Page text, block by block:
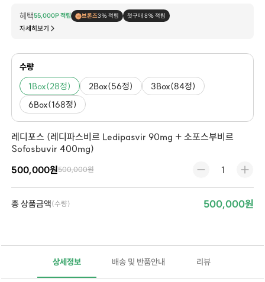
혜택55,000P 적립 브론즈3% 적립 첫구매 8% 적립
자세히보기
수량
1Box(28정) 2Box(56정)
3Box(84정)
6Box(168정)
레디포스 (레디파스비르 Ledipasvir 90mg + 소포스부비르
Sofosbuvir 400mg)
500,000원500,000원
총 상품금액(수량) 500,000원
상세정보 배송 및 반품안내 리뷰